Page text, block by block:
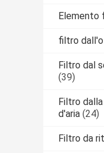
Elemento
filtro
Filtro dal
(39)
Filtro
d'aria (24)
Filtro da